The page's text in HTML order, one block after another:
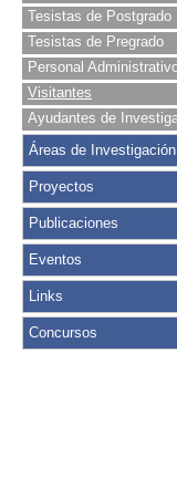
Tesistas de Postgrado
Tesistas de Pregrado
Personal
Visitantes
Ayudantes de
Áreas de Investigación
Proyectos
Publicaciones
Eventos
Links
Concursos